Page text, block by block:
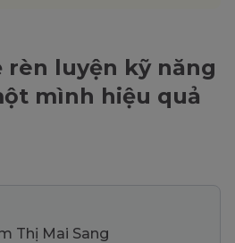
rèn luyện kỹ năng
mình hiệu quả
Thị Mai Sang